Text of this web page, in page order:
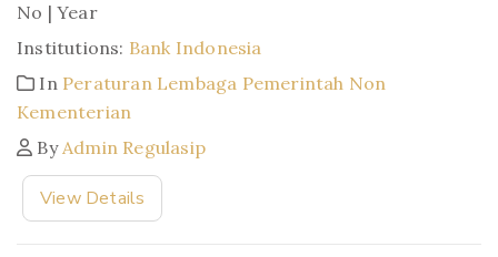
No | Year
Institutions: Bank Indonesia
In Peraturan Lembaga Pemerintah Non
Kementerian
By Admin Regulasip
View Details